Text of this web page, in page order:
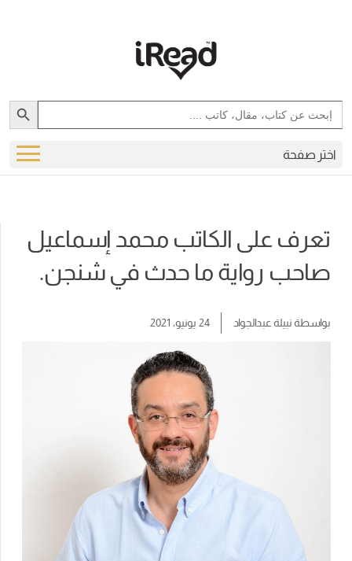
Search
for:
Search Button
اختر صفحة
تعرف على الكاتب محمد إسماعيل
صاحب رواية ما حدث في شنجن.
بواسطةنبيلة عبدالجواد 24 يونيو، 2021